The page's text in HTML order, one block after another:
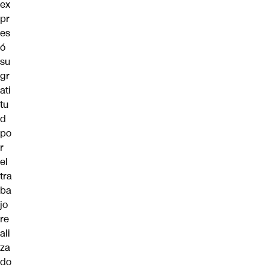
ex
pr
es
ó
su
gr
ati
tu
d
po
r
el
tra
ba
jo
re
ali
za
do